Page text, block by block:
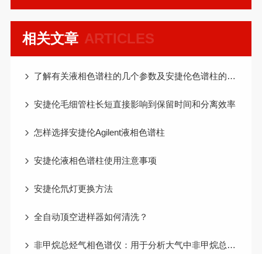
ARTICLES
相关文章
了解有关液相色谱柱的几个参数及安捷伦色谱柱的分类和应用范围
安捷伦毛细管柱长短直接影响到保留时间和分离效率
怎样选择安捷伦Agilent液相色谱柱
安捷伦液相色谱柱使用注意事项
安捷伦氘灯更换方法
全自动顶空进样器如何清洗？
非甲烷总烃气相色谱仪：用于分析大气中非甲烷总烃浓度